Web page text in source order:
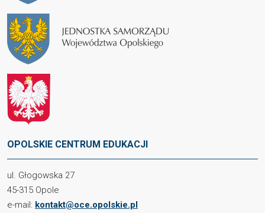
OPOLSKIE CENTRUM EDUKACJI
ul. Głogowska 27
45-315 Opole
e-mail: kontakt@oce.opolskie.pl